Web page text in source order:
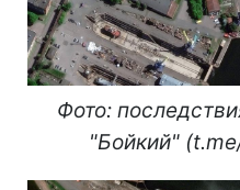
Фото:
"Бойкий"